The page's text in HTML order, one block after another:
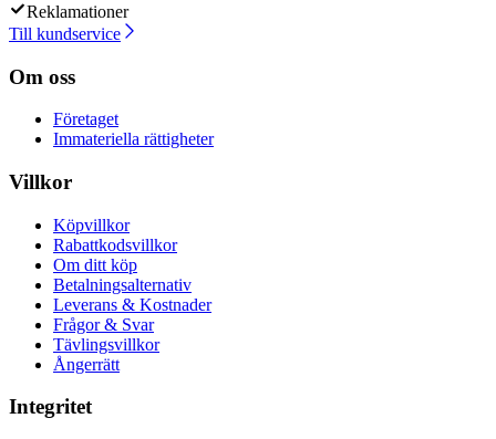
Reklamationer
Till kundservice
Om oss
Företaget
Immateriella rättigheter
Villkor
Köpvillkor
Rabattkodsvillkor
Om ditt köp
Betalningsalternativ
Leverans & Kostnader
Frågor & Svar
Tävlingsvillkor
Ångerrätt
Integritet